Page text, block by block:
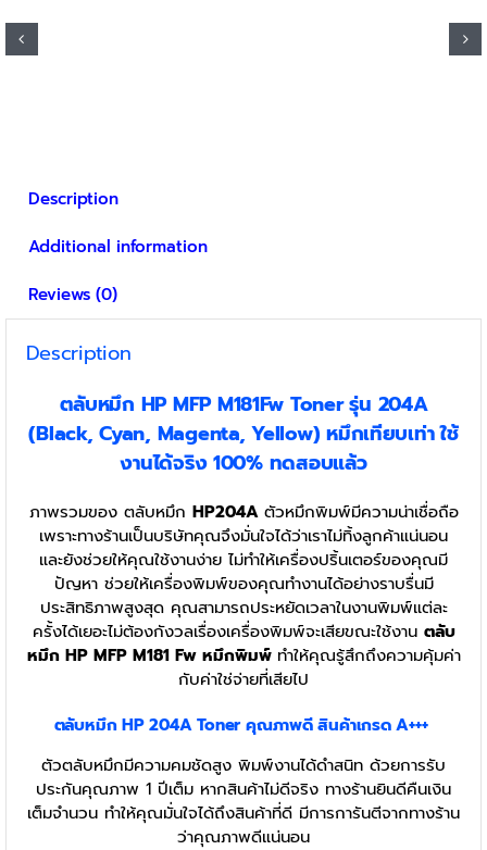
the
Description
Additional information
Reviews (0)
Description
ตลับหมึก HP MFP M181Fw Tonerรุ่น 204A
(Black, Cyan, Magenta, Yellow) หมึกเทียบเท่า ใช้
งานได้จริง 100% ทดสอบแล้ว
ภาพรวมของ ตลับหมึก HP204A ตัวหมึกพิมพ์มีความน่าเชื่อถือ
เพราะทางร้านเป็นบริษัทคุณจึงมั่นใจได้ว่าเราไม่ทิ้งลูกค้าแน่นอน
และยังช่วยให้คุณใช้งานง่าย ไม่ทำให้เครื่องปริ้นเตอร์ของคุณมี
ปัญหา ช่วยให้เครื่องพิมพ์ของคุณทำงานได้อย่างราบรื่นมี
ประสิทธิภาพสูงสุด คุณสามารถประหยัดเวลาในงานพิมพ์แต่ละ
ครั้งได้เยอะไม่ต้องกังวลเรื่องเครื่องพิมพ์จะเสียขณะใช้งาน ตลับ
หมึก HP MFP M181 Fw หมึกพิมพ์ ทำให้คุณรู้สึกถึงความคุ้มค่า
กับค่าใช่จ่ายที่เสียไป
ตลับหมึก HP 204A Tonerคุณภาพดี สินค้าเกรด A+++
ตัวตลับหมึกมีความคมชัดสูง พิมพ์งานได้ดำสนิท ด้วยการรับ
ประกันคุณภาพ 1 ปีเต็ม หากสินค้าไม่ดีจริง ทางร้านยินดีคืนเงิน
เต็มจำนวน ทำให้คุณมั่นใจได้ถึงสินค้าที่ดี มีการการันตีจากทางร้าน
ว่าคุณภาพดีแน่นอน